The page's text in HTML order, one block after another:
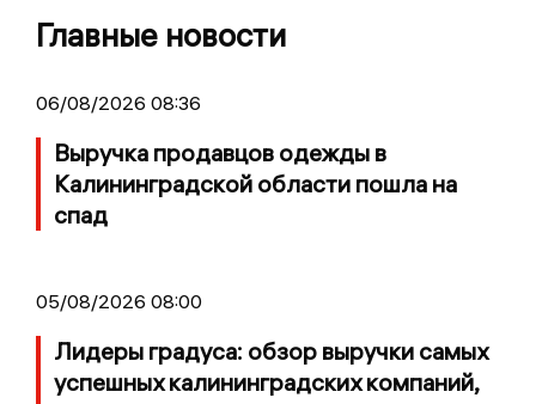
Главные новости
06/08/2026 08:36
Выручка продавцов одежды в
Калининградской области пошла на
спад
05/08/2026 08:00
Лидеры градуса: обзор выручки самых
успешных калининградских компаний,